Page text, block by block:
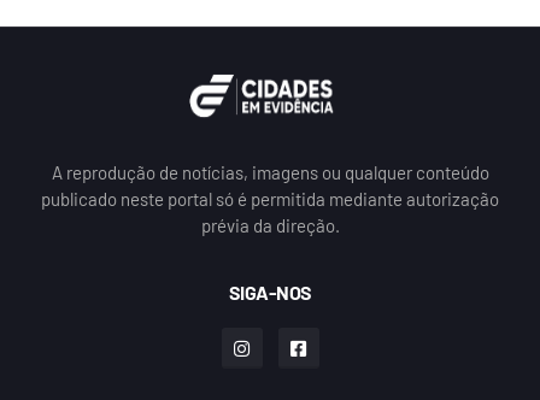
A reprodução de notícias, imagens ou qualquer conteúdo
publicado neste portal só é permitida mediante autorização
prévia da direção.
SIGA-NOS